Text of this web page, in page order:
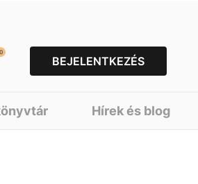
0
BEJELENTKEZÉS
Hírek és blog